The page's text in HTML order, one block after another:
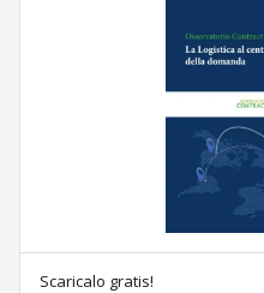
Scaricalo gratis!